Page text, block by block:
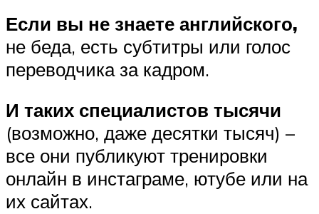
Если вы не знаете английского,
не беда, есть субтитры или голос
переводчика за кадром.
И таких специалистов тысячи
(возможно, даже десятки тысяч) –
все они публикуют тренировки
онлайн в инстаграме, ютубе или на
их сайтах.